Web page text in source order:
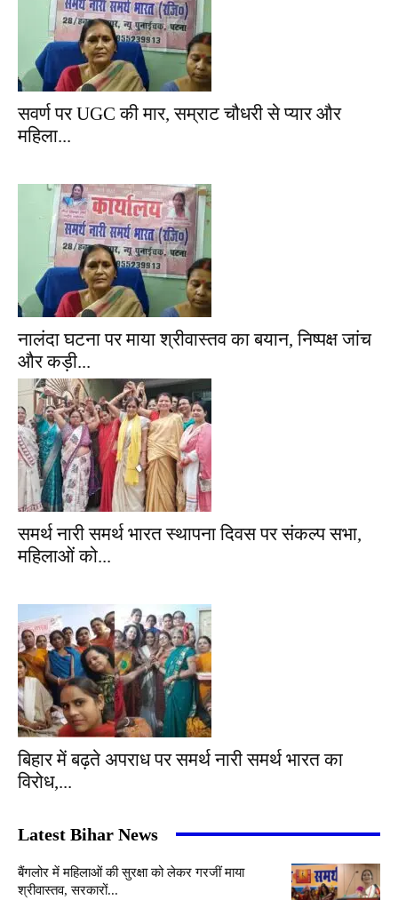
सवर्ण पर UGC की मार, सम्राट चौधरी से प्यार और
महिला...
नालंदा घटना पर माया श्रीवास्तव का बयान, निष्पक्ष जांच
और कड़ी...
समर्थ नारी समर्थ भारत स्थापना दिवस पर संकल्प सभा,
महिलाओं को...
बिहार में बढ़ते अपराध पर समर्थ नारी समर्थ भारत का
विरोध,...
Latest Bihar News
बैंगलोर में महिलाओं की सुरक्षा को लेकर गरजीं माया
श्रीवास्तव, सरकारों...